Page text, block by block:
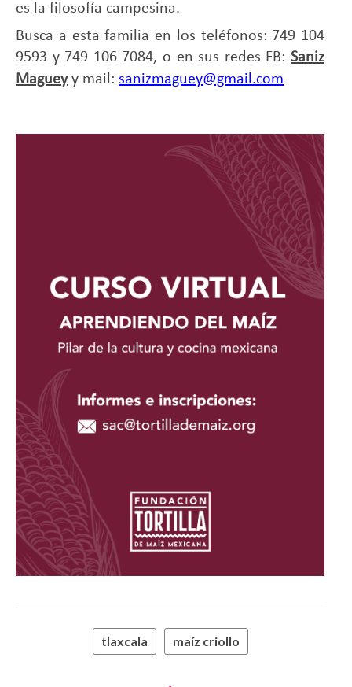
es la filosofía campesina.
Busca a esta familia en los teléfonos: 749 104
9593 y 749 106 7084, o en sus redes FB: Saniz
Magueyy mail: sanizmaguey@gmail.com
tlaxcala maíz criollo